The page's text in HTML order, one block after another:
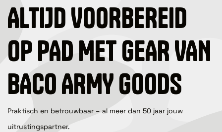
ALTIJD VOORBEREID
OP PAD MET GEAR VAN
BACO ARMY GOODS
Praktisch en betrouwbaar – al meer dan 50 jaar jouw
uitrustingspartner.